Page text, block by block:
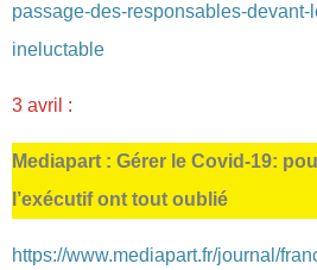
passage-des-responsables-
ineluctable
3 avril :
Mediapart : Gérer le Covid-19:
l’exécutif ont tout oublié
https://www.mediapart.fr/journal/